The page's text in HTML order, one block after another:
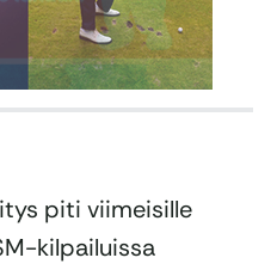
piti viimeisille
kilpailuissa